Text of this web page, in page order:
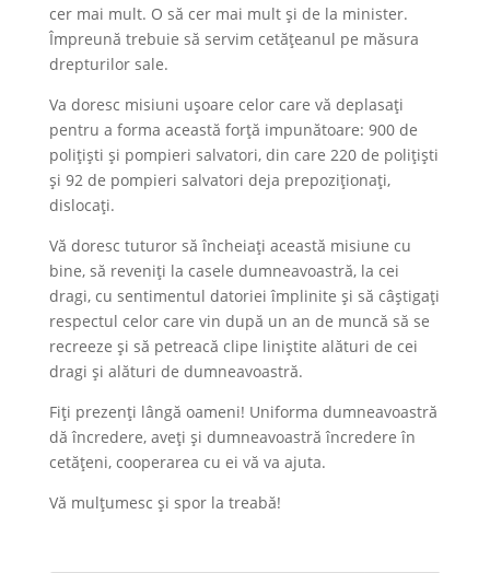
cer mai mult. O să cer mai mult și de la minister.
Împreună trebuie să servim cetățeanul pe măsura
drepturilor sale.
Va doresc misiuni ușoare celor care vă deplasați
pentru a forma această forță impunătoare: 900 de
polițiști și pompieri salvatori, din care 220 de polițiști
și 92 de pompieri salvatori deja prepoziționați,
dislocați.
Vă doresc tuturor să încheiați această misiune cu
bine, să reveniți la casele dumneavoastră, la cei
dragi, cu sentimentul datoriei împlinite și să câștigați
respectul celor care vin după un an de muncă să se
recreeze și să petreacă clipe liniștite alături de cei
dragi și alături de dumneavoastră.
Fiți prezenți lângă oameni! Uniforma dumneavoastră
dă încredere, aveți și dumneavoastră încredere în
cetățeni, cooperarea cu ei vă va ajuta.
Vă mulțumesc și spor la treabă!